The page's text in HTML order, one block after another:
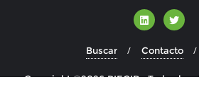
Buscar Contacto
Copyright ©2026 BIECIR . Todos los